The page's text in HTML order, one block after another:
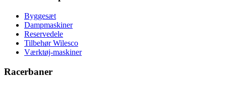
Byggesæt
Dampmaskiner
Reservedele
Tilbehør Wilesco
Værktøj-maskiner
Racerbaner